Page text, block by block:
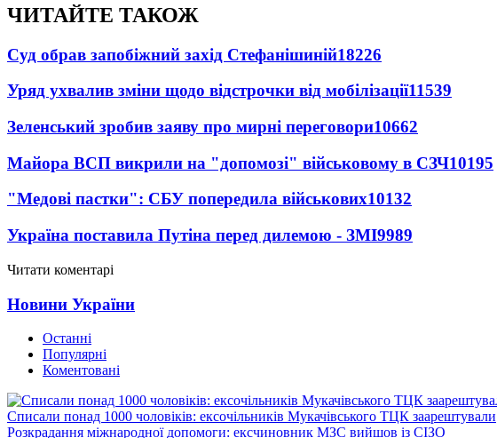
ЧИТАЙТЕ ТАКОЖ
Суд обрав запобіжний захід Стефанішиній18226
Уряд ухвалив зміни щодо відстрочки від мобілізації11539
Зеленський зробив заяву про мирні переговори10662
Майора ВСП викрили на "допомозі" військовому в СЗЧ10195
"Медові пастки": СБУ попередила військових10132
Україна поставила Путіна перед дилемою - ЗМІ9989
Читати коментарі
Новини України
Останні
Популярні
Коментовані
Списали понад 1000 чоловіків: ексочільників Мукачівського ТЦК заарештували
Розкрадання міжнародної допомоги: ексчиновник МЗС вийшов із СІЗО